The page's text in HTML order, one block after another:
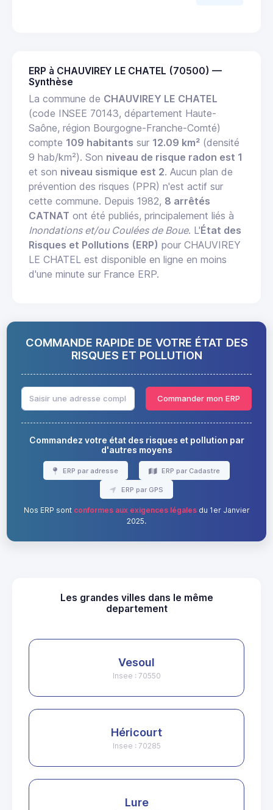
ERP à CHAUVIREY LE CHATEL (70500) —
Synthèse
La commune de CHAUVIREY LE CHATEL
(code INSEE 70143, département Haute-
Saône, région Bourgogne-Franche-Comté)
compte 109 habitants sur 12.09 km² (densité
9 hab/km²). Son niveau de risque radon est 1
et son niveau sismique est 2. Aucun plan de
prévention des risques (PPR) n'est actif sur
cette commune. Depuis 1982, 8 arrêtés
CATNAT ont été publiés, principalement liés à
Inondations et/ou Coulées de Boue. L'État des
Risques et Pollutions (ERP) pour CHAUVIREY
LE CHATEL est disponible en ligne en moins
d'une minute sur France ERP.
COMMANDE RAPIDE DE VOTRE ÉTAT DES
RISQUES ET POLLUTION
Commander mon ERP
Commandez votre état des risques et pollution par
d'autres moyens
ERP par adresse ERP par Cadastre
ERP par GPS
Nos ERP sont conformes aux exigences légalesdu 1er Janvier
2025.
Les grandes villes dans le même
departement
Vesoul
Insee : 70550
Héricourt
Insee : 70285
Lure